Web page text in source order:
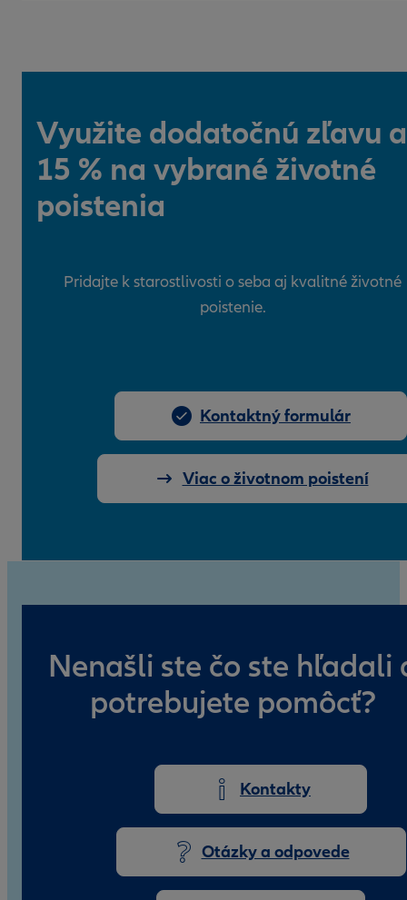
Využite dodatočnú zľavu
15 % na vybrané životné
poistenia
Pridajte k starostlivosti o seba aj kvalitné životné
poistenie.
Kontaktný formulár
Viac o životnom poistení
Nenašli ste čo ste hľadali
potrebujete pomôcť?
Kontakty
Otázky a odpovede